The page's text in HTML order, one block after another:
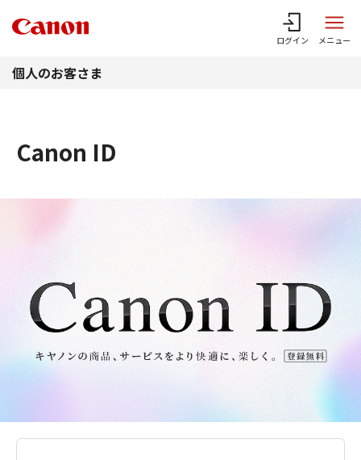
ログイン メニュー
個人のお客さま
Canon ID